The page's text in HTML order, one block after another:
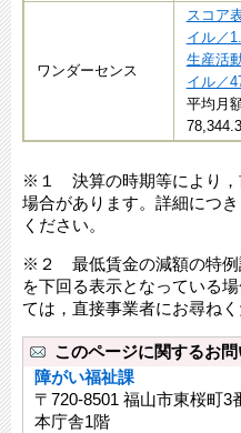
ワンダーセンス
スコア
イル／
生産活
イル／
平均月
78,344.3
※１ 決算の時期等により，
場合があります。詳細につ
ください。
※２ 最低賃金の減額の特例
を下回る表示となっている
ては，直接事業者にお尋ねく
このページに関するお
障がい福祉課
〒720-8501 福山市東桜町3
本庁舎1階